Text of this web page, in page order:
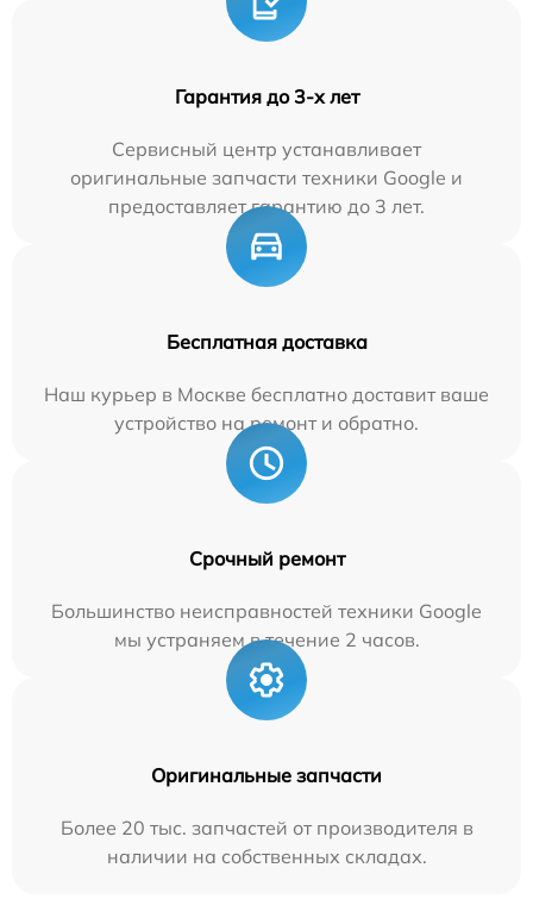
Гарантия до 3-х лет
Сервисный центр устанавливает
оригинальные запчасти техники Google и
предоставляет гарантию до 3 лет.
Бесплатная доставка
Наш курьер в Москве бесплатно доставит ваше
устройство на ремонт и обратно.
Срочный ремонт
Большинство неисправностей техники Google
мы устраняем в течение 2 часов.
Оригинальные запчасти
Более 20 тыс. запчастей от производителя в
наличии на собственных складах.